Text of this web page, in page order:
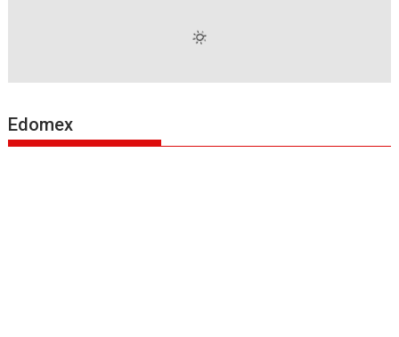
Edomex